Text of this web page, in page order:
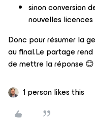
sinon conversion
nouvelles licences
Donc pour résumer la
au final.Le partage
de mettre la réponse 😊
1 person likes this